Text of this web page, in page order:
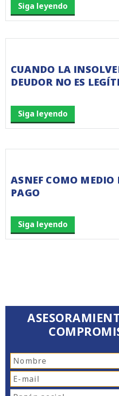
Siga leyendo
CUANDO LA
DEUDOR NO ES
Siga leyendo
ASNEF COMO MEDIO
PAGO
Siga leyendo